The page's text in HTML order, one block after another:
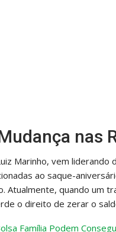
nas
Marinho, vem
ao saque-
Atualmente, quando um
o direito de zerar o
Família Podem